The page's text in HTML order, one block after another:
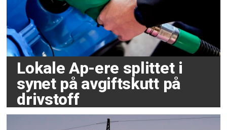
Lokale Ap-ere splittet i
synet på avgiftskutt på
drivstoff